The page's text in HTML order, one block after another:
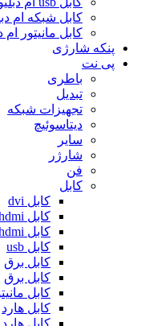
کابل شبکه ام
کابل مانیتور ام
پنکه شارژی
پی نت
باطری
تبدیل
تجهیزات شبکه
دیتاسوئیچ
سایر
شارژر
فن
کابل
کابل dvi
کابل hdmi
کابل hdmi پی نت گلد
کابل usb
کابل برق
کابل برق
کابل
کابل هارد